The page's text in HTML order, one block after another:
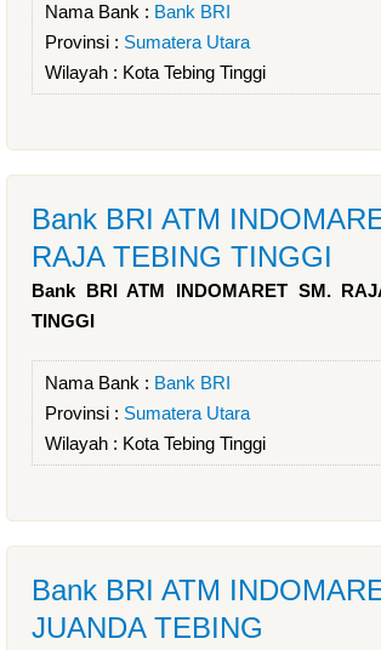
Nama Bank : Bank BRI
Provinsi : Sumatera Utara
Wilayah : Kota Tebing Tinggi
Bank BRI ATM
RAJA TEBING TINGGI
Bank BRI ATM INDOMARET SM.
TINGGI
Nama Bank : Bank BRI
Provinsi : Sumatera Utara
Wilayah : Kota Tebing Tinggi
Bank BRI ATM
JUANDA TEBING